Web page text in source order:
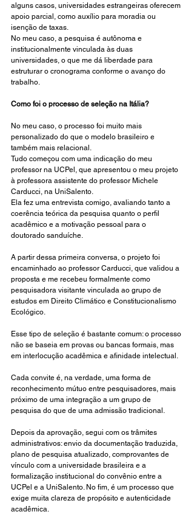
alguns casos, universidades estrangeiras oferecem
apoio parcial, como auxílio para moradia ou
isenção de taxas.
No meu caso, a pesquisa é autônoma e
institucionalmente vinculada às duas
universidades, o que me dá liberdade para
estruturar o cronograma conforme o avanço do
trabalho.
Como foi o processo de seleção na Itália?
No meu caso, o processo foi muito mais
personalizado do que o modelo brasileiro e
também mais relacional.
Tudo começou com uma indicação do meu
professor na UCPel, que apresentou o meu projeto
à professora assistente do professor Michele
Carducci, na UniSalento.
Ela fez uma entrevista comigo, avaliando tanto a
coerência teórica da pesquisa quanto o perfil
acadêmico e a motivação pessoal para o
doutorado sanduíche.
A partir dessa primeira conversa, o projeto foi
encaminhado ao professor Carducci, que validou a
proposta e me recebeu formalmente como
pesquisadora visitante vinculada ao grupo de
estudos em Direito Climático e Constitucionalismo
Ecológico.
Esse tipo de seleção é bastante comum: o processo
não se baseia em provas ou bancas formais, mas
em interlocução acadêmica e afinidade intelectual.
Cada convite é, na verdade, uma forma de
reconhecimento mútuo entre pesquisadores, mais
próximo de uma integração a um grupo de
pesquisa do que de uma admissão tradicional.
Depois da aprovação, segui com os trâmites
administrativos: envio da documentação traduzida,
plano de pesquisa atualizado, comprovantes de
vínculo com a universidade brasileira e a
formalização institucional do convênio entre a
UCPel e a UniSalento. No fim, é um processo que
exige muita clareza de propósito e autenticidade
acadêmica.